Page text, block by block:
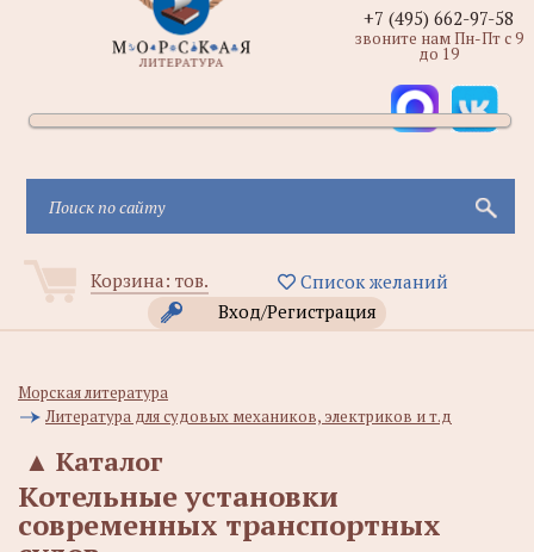
Корзина: тов.
Список желаний
Вход/Регистрация
+7 (495) 662-97-58
звоните нам Пн-Пт с 9
до 19
Морская литература
Литература для судовых механиков, электриков и т.д
Каталог
▲
Котельные установки
современных транспортных